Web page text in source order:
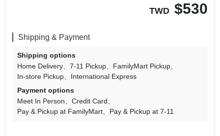
TWD $530
Shipping & Payment
Shipping options
Home Delivery
7-11 Pickup
FamilyMart Pickup
In-store Pickup
International Express
Payment options
Meet In Person
Credit Card
Pay & Pickup at FamilyMart
Pay & Pickup at 7-11